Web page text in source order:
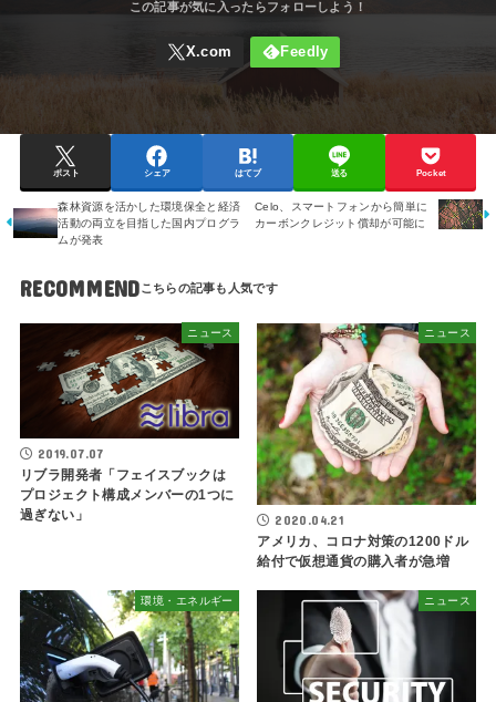
ポスト シェア はてブ 送る Pocket
森林資源を活かした環境保全と経済
活動の両立を目指した国内プログラ
ムが発表
Celo、スマートフォンから簡単に
カーボンクレジット償却が可能に
RECOMMEND
ニュース
2019.07.07
リブラ開発者「フェイスブックは
プロジェクト構成メンバーの1つに
過ぎない」
ニュース
2020.04.21
アメリカ、コロナ対策の1200ドル
給付で仮想通貨の購入者が急増
環境・エネルギー ニュース